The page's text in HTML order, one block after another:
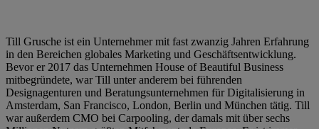
Till Grusche ist ein Unternehmer mit fast zwanzig Jahren Erfahrung
in den Bereichen globales Marketing und Geschäftsentwicklung.
Bevor er 2017 das Unternehmen House of Beautiful Business
mitbegründete, war Till unter anderem bei führenden
Designagenturen und Beratungsunternehmen für Digitalisierung in
Amsterdam, San Francisco, London, Berlin und München tätig. Till
war außerdem CMO bei Carpooling, der damals mit über sechs